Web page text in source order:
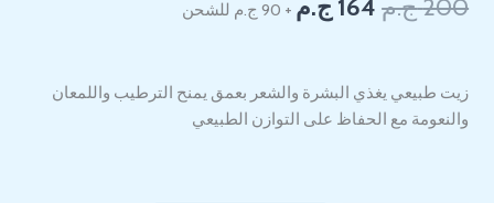
200ج.م هو:
164 ج.مهو:
+ 90 ج.م للشحن
زيت طبيعي يغذي البشرة والشعر بعمق يمنح الترطيب واللمعان
والنعومة مع الحفاظ على التوازن الطبيعي
oil